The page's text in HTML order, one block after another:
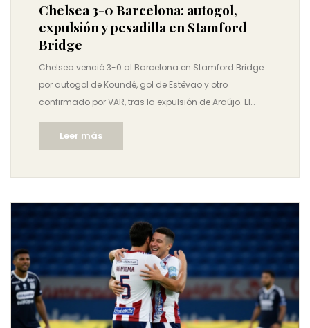
Chelsea 3-0 Barcelona: autogol,
expulsión y pesadilla en Stamford
Bridge
Chelsea venció 3-0 al Barcelona en Stamford Bridge
por autogol de Koundé, gol de Estêvao y otro
confirmado por VAR, tras la expulsión de Araújo. El
Barça cae a 11º con 7 puntos, al borde de los playoffs
de la Champions League 2025/26.
Leer más